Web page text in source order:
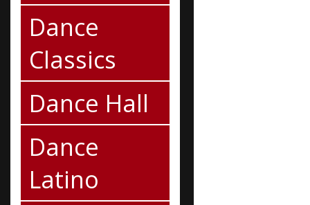
Dance
Classics
Dance Hall
Dance
Latino